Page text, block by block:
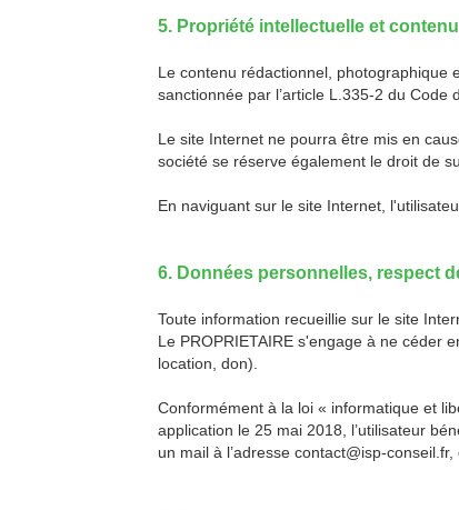
5. Propriété intellectuelle et
Le contenu rédactionnel, photographique
sanctionnée par l’article L.335-2 du Code
Le site Internet ne pourra être mis en
société se réserve également le droit de
En naviguant sur le site Internet,
6. Données personnelles, respect
Toute information recueillie sur le site
Le PROPRIETAIRE s'engage à ne céder
location, don).
Conformément à la loi « informatique et
application le 25 mai 2018, l’utilisateur
un mail à l’adresse contact@isp-